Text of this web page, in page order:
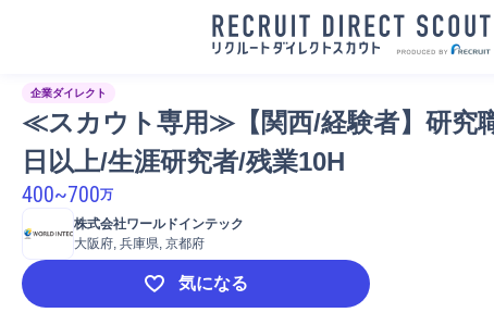
企業ダイレクト
≪スカウト専用≫【関西/経験者】研究
日以上/生涯研究者/残業10H
400~700万
株式会社ワールドインテック
大阪府, 兵庫県, 京都府
気になる